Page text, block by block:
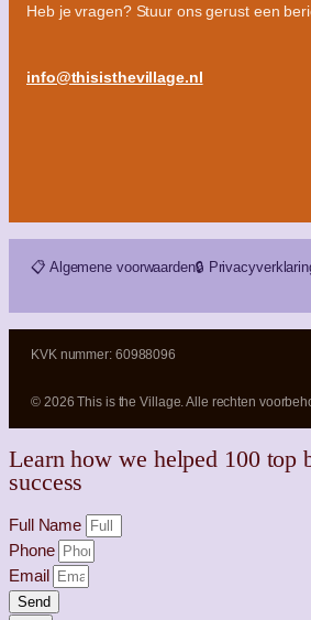
Heb je vragen? Stuur ons gerust een
info@thisisthevillage.nl
📋 Algemene voorwaarden🔒
KVK nummer: 60988096
© 2026 This is the Village. Alle rechten
Learn how we helped 100 top
success
Full Name
Phone
Email
Send